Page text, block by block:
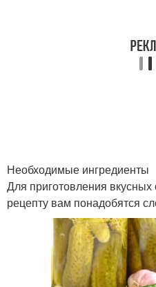
Необходимые ингредиенты
Для приготовления вкусных
рецепту вам понадобятся